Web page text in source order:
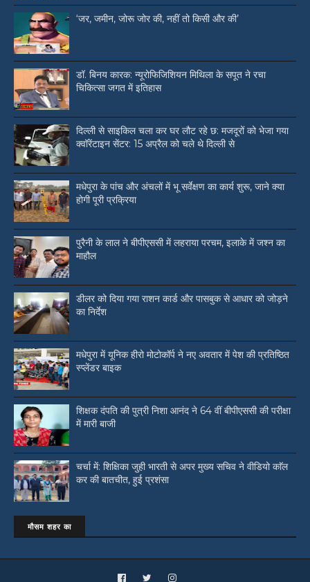
‘जर, जमीन, जोरू जोर की, नहीं तो किसी और की’
डॉ. बिनय कारक: न्यूरोफिजिशियन मिथिला के सपूत ने रचा
चिकित्सा जगत में इतिहास
दिल्ली से साइकिल चला कर घर लौट रहे छ: मजदूरों को भेजा गया
क्वॉरेंटाइन सेंटर: 15 अप्रैल को चले थे दिल्ली से
मधेपुरा के पांच और अंचलों में भू सर्वेक्षण का कार्य शुरू, जाने क्या
होगी पूरी प्रक्रिया
पुरैनी के लाल ने बीपीएससी में लहराया परचम, इलाके में जश्न का
माहौल
डीलर को दिया गया राशन कार्ड और पासबुक से आधार को जोड़ने
का निर्देश
मधेपुरा में यूनिक हीरो मोटोकॉर्प ने नए अवतार में पेश की प्रतिष्ठित
स्प्लेंडर बाइक
शिक्षक दंपति की पुत्री निशा आनंद ने 64 वीं बीपीएससी की परीक्षा
में मारी बाजी
चर्चा में: शिक्षिका जुही भारती से अपर मुख्य सचिव ने वीडियो काॅल
कर की बातचीत, हुई प्रशंसा
मौसम शहर का